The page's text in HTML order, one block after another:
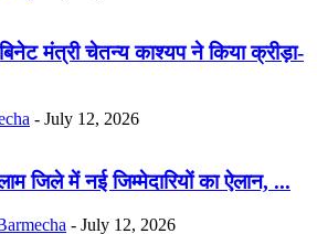
मंत्री चेतन्य काश्यप ने किया क्रीड़ा-
- July 12, 2026
जिले में नई जिम्मेदारियों का ऐलान, ...
- July 12, 2026